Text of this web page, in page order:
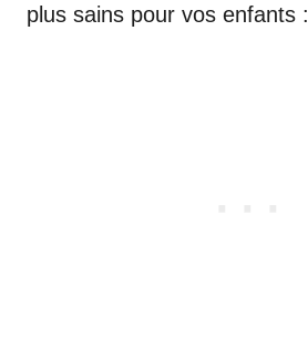
plus sains pour vos enfants :